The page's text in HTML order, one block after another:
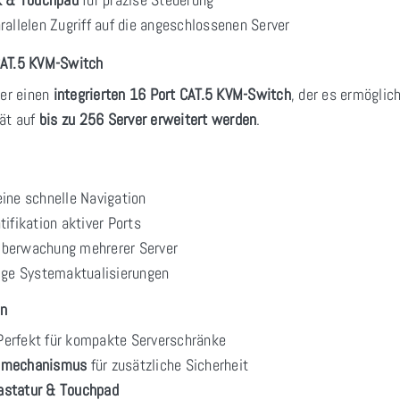
Zugriff auf die angeschlossenen Server
KVM-Switch
einen integrierten 16 Port CAT.5 KVM-Switch, der es
auf bis zu 256 Server erweitert werden.
schnelle Navigation
aktiver Ports
mehrerer Server
Systemaktualisierungen
für kompakte Serverschränke
für zusätzliche Sicherheit
& Touchpad